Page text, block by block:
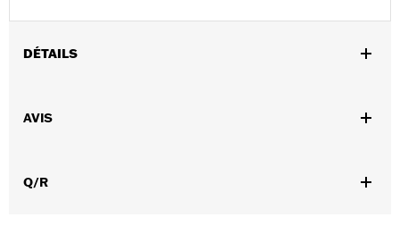
DÉTAILS
Caractéristiques fonctionnelles:
Imperméable à l’eau,
Imperméable à l’eau:
AVIS
Q/R